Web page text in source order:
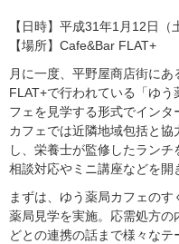
【日時】平成31年1月12日（
【場所】Cafe&Bar FLAT+
月に一度、平野屋商店街に
FLAT+で行われている「ゆ
フェを見学する形式でイン
カフェでは近隣地域包括と
し、栄養士が監修したラン
相談対応やミニ講座などを開
まずは、ゆう薬局カフェのす
薬局見学を実施。応需処方
どとの連携の話まで様々な